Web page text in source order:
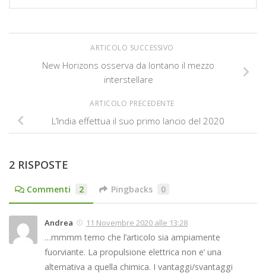
ARTICOLO SUCCESSIVO
New Horizons osserva da lontano il mezzo
interstellare
ARTICOLO PRECEDENTE
L’India effettua il suo primo lancio del 2020
2 RISPOSTE
Commenti 2 Pingbacks 0
Andrea 11 Novembre 2020 alle 13:28
…mmmm temo che l’articolo sia ampiamente
fuorviante. La propulsione elettrica non e’ una
alternativa a quella chimica. I vantaggi/svantaggi